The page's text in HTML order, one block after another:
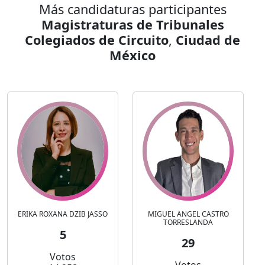
Más candidaturas participantes
Magistraturas de Tribunales
Colegiados de Circuito, Ciudad de
México
ERIKA ROXANA DZIB JASSO
5
Votos
MIGUEL ANGEL CASTRO
TORRESLANDA
29